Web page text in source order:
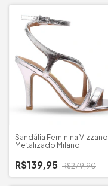
Sandália Feminina Vizzano
Metalizado Milano
R$139,95 R$279,90